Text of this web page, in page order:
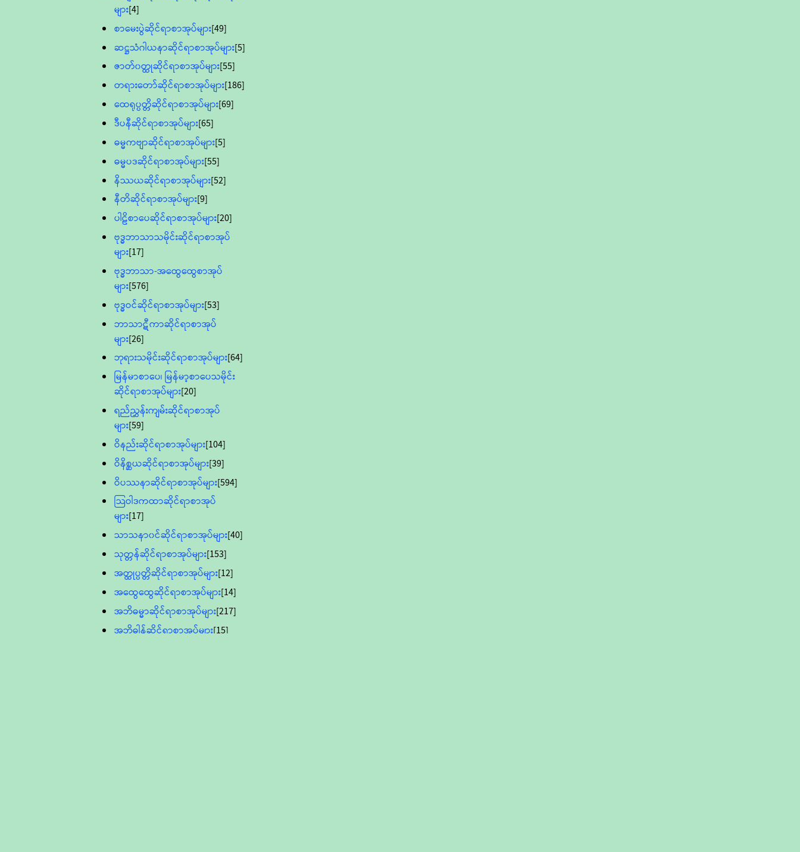
များ[4]
စာမေးပွဲဆိုင်ရာစာအုပ်များ[49]
ဆဋ္ဌသံဂါယနာဆိုင်ရာစာအုပ်များ[5]
ဇာတ်၀တ္ထုဆိုင်ရာစာအုပ်များ[55]
တရားတော်ဆိုင်ရာစာအုပ်များ[186]
ထေရုပ္ပတ္တိဆိုင်ရာစာအုပ်များ[69]
ဒီပနီဆိုင်ရာစာအုပ်များ[65]
ဓမ္မကဗျာဆိုင်ရာစာအုပ်များ[5]
ဓမ္မပဒဆိုင်ရာစာအုပ်များ[55]
နိဿယဆိုင်ရာစာအုပ်များ[52]
နီတိဆိုင်ရာစာအုပ်များ[9]
ပါဠိစာပေဆိုင်ရာစာအုပ်များ[20]
ဗုဒ္ဓဘာသာသမိုင်းဆိုင်ရာစာအုပ်
များ[17]
ဗုဒ္ဓဘာသာ-အထွေထွေစာအုပ်
များ[576]
ဗုဒ္ဓဝင်ဆိုင်ရာစာအုပ်များ[53]
ဘာသာဋီကာဆိုင်ရာစာအုပ်
များ[26]
ဘုရားသမိုင်းဆိုင်ရာစာအုပ်များ[64]
မြန်မာစာပေ၊ မြန်မာ့စာပေသမိုင်း
ဆိုင်ရာစာအုပ်များ[20]
ရည်ညွှန်းကျမ်းဆိုင်ရာစာအုပ်
များ[59]
ဝိနည်းဆိုင်ရာစာအုပ်များ[104]
ဝိနိစ္ဆယဆိုင်ရာစာအုပ်များ[39]
ဝိပဿနာဆိုင်ရာစာအုပ်များ[594]
သြဝါဒကထာဆိုင်ရာစာအုပ်
များ[17]
သာသနာ၀င်ဆိုင်ရာစာအုပ်များ[40]
သုတ္တန်ဆိုင်ရာစာအုပ်များ[153]
အတ္ထုပ္ပတ္တိဆိုင်ရာစာအုပ်များ[12]
အထွေထွေဆိုင်ရာစာအုပ်များ[14]
အဘိဓမ္မာဆိုင်ရာစာအုပ်များ[217]
အဘိဓါန်ဆိုင်ရာစာအုပ်များ[15]